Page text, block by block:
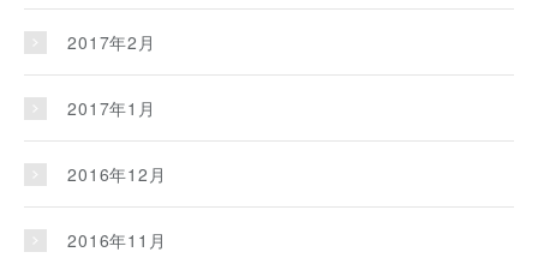
2017年2月
2017年1月
2016年12月
2016年11月